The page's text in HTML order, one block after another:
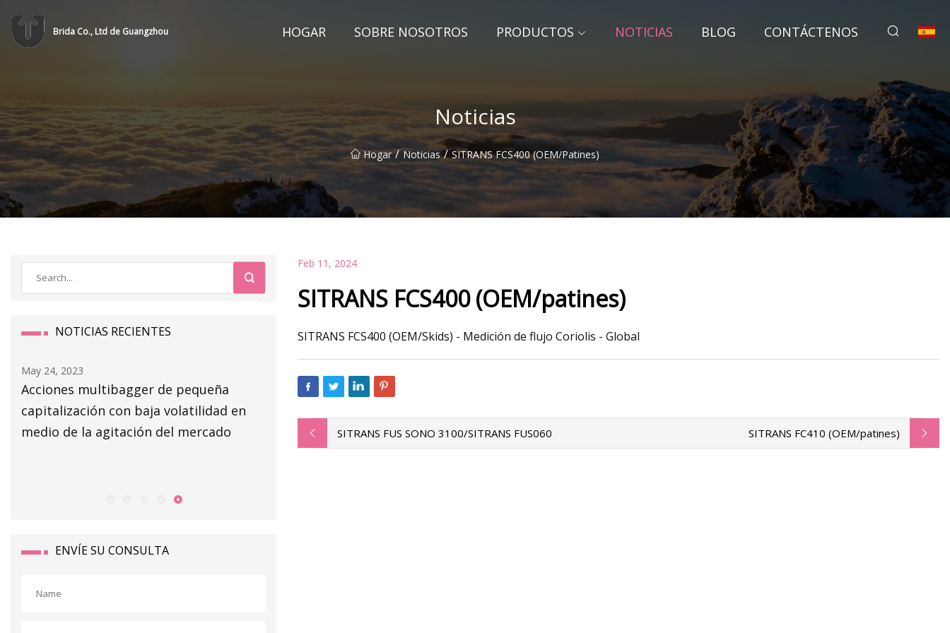
Brida Co., Ltd de Guangzhou HOGAR SOBRE NOSOTROS PRODUCTOS NOTICIAS BLOG CONTÁCTENOS
Noticias
Hogar / Noticias / SITRANS FCS400 (OEM/patines)
NOTICIAS RECIENTES
May 24, 2023
Acciones multibagger de pequeña
capitalización con baja volatilidad en
medio de la agitación del mercado
Datos y consejos para el hilo.
ENVÍE SU CONSULTA
Feb 11, 2024
SITRANS FCS400 (OEM/patines)
SITRANS FCS400 (OEM/Skids) - Medición de flujo Coriolis - Global
SITRANS FUS SONO 3100/SITRANS FUS060 SITRANS FC410 (OEM/patines)